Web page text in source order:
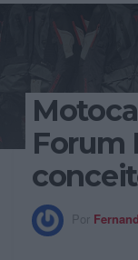
Forum
Por